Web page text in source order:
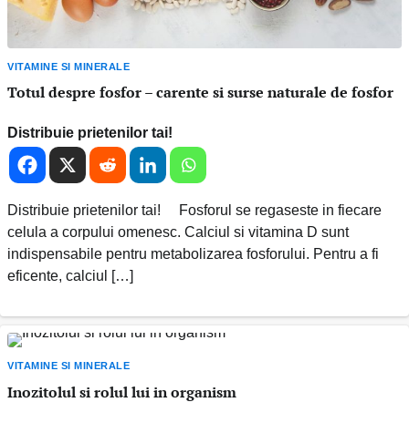
VITAMINE SI MINERALE
Totul despre fosfor – carente si surse naturale de fosfor
Distribuie prietenilor tai!
Distribuie prietenilor tai! Fosforul se regaseste in fiecare
celula a corpului omenesc. Calciul si vitamina D sunt
indispensabile pentru metabolizarea fosforului. Pentru a fi
eficente, calciul […]
VITAMINE SI MINERALE
Inozitolul si rolul lui in organism